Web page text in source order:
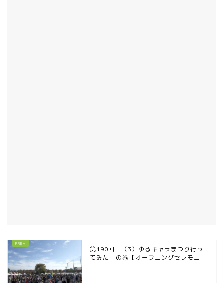
第190回 （3）ゆるキャラまつり行っ
てみた の巻【オープニングセレモニ...